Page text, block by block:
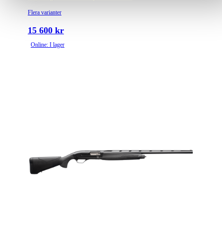
Flera varianter
15 600 kr
Online: I lager